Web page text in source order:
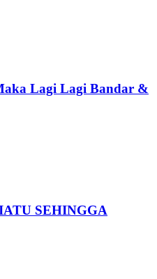
Lagi Lagi Bandar &
SEHINGGA